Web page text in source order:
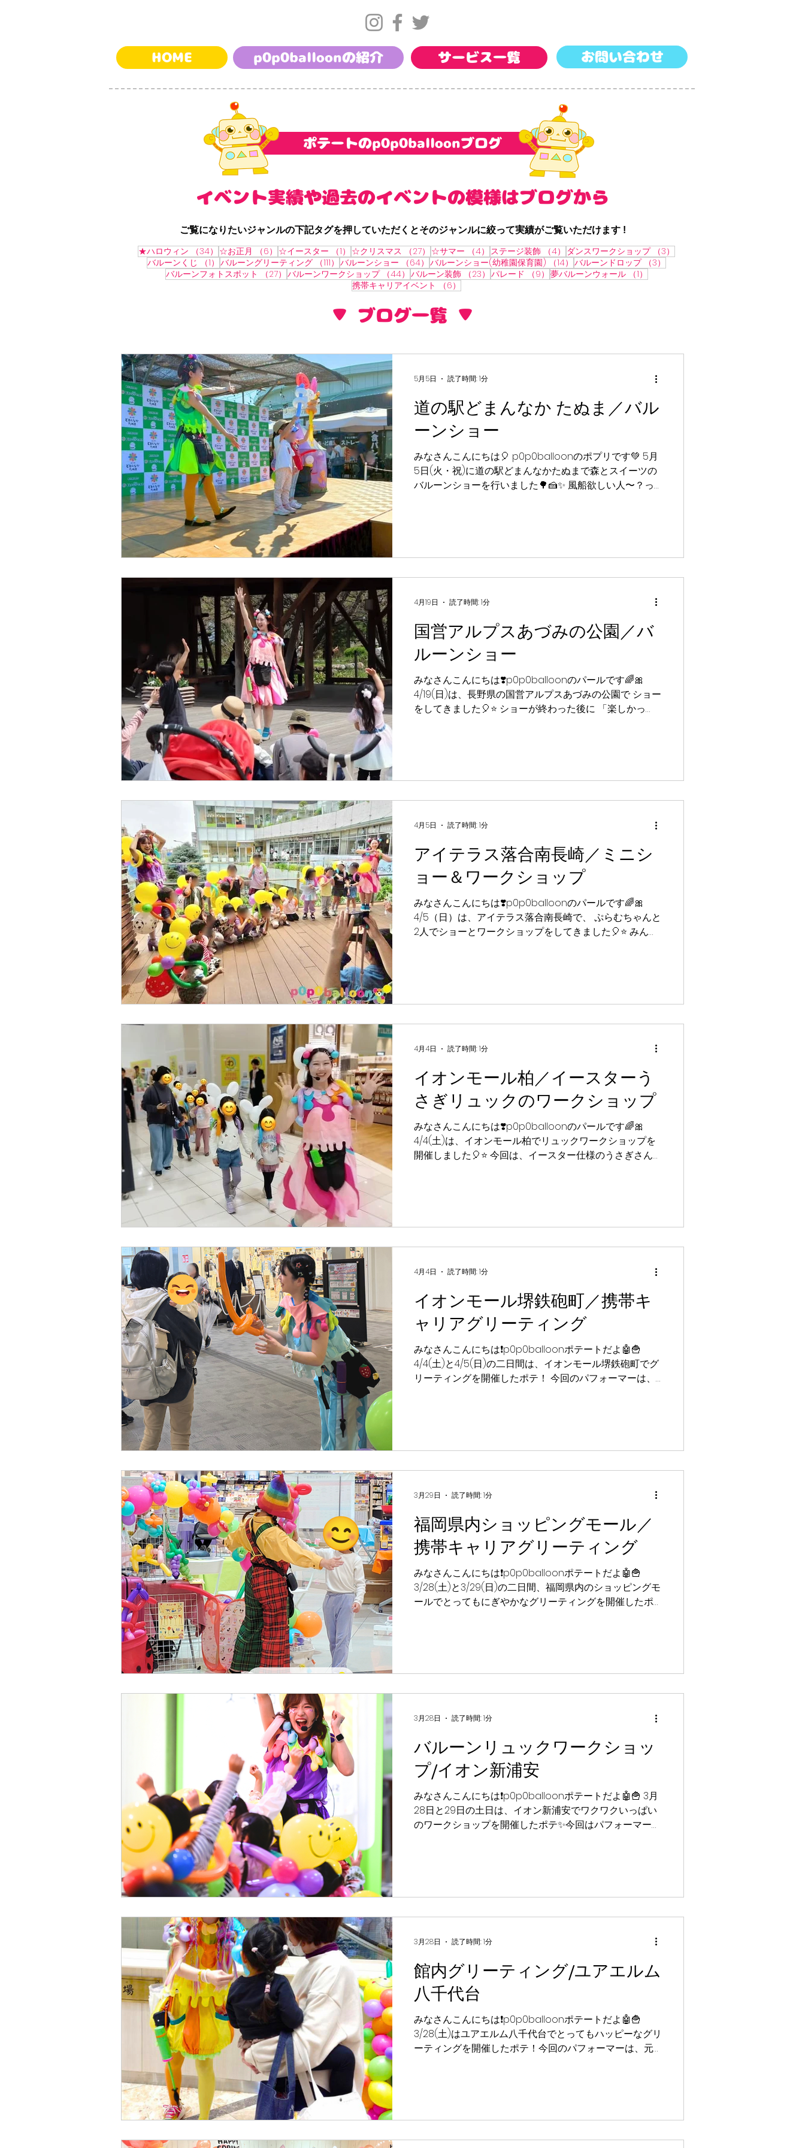
HOME p0p0balloonの紹介 サービス一覧 お問い合わせ
​ポテートのp0p0balloonブログ
​イベント実績や過去のイベントの模様はブログから
​ご覧になりたいジャンルの下記タグを押していただくとそのジャンルに絞って実績がご覧いただけます !
★ハロウィン （34） 34件の記事
☆お正月 （6） 6件の記事
☆イースター （1） 1件の記事
☆クリスマス （27） 27件の記事
☆サマー （4） 4件の記事
ステージ装飾 （4） 4件の記事
ダンスワークショップ （3）
バルーンくじ
（1） 1件の記事
バルーングリーティング （111） 111件の記事
バルーンショー （64） 64件の記事
バルーンショー(幼稚園保育園) （14） 14件の記事
バルーンドロップ （3）
バルーンフォトスポット
（27） 27件の記事
バルーンワークショップ （44） 44件の記事
バルーン装飾 （23） 23件の記事
パレード （9） 9件の記事
夢バルーンウォール （1）
携帯キャリアイベント
（6）
​▼ ブログ一覧 ▼
道の駅どまんなか たぬま／バル
ーンショー
みなさんこんにちは🎈 p0p0balloonのポプリです💚 5月
5日(火・祝)に道の駅どまんなかたぬまで森とスイーツの
バルーンショーを行いました🌳🍰✨ 風船欲しい人〜？っ
しています❣️ 見てくれてありがとうございました😊💚
ります。 場所：道の駅どまんなか たぬま パフォーマー：
笑顔 #カラフル #バルーンアート
5月5日 読了時間: 1分
国営アルプスあづみの公園／バ
ルーンショー
みなさんこんにちは❣️p0p0balloonのパールです🌈🎀
4/19(日)は、長野県の国営アルプスあづみの公園で ショー
をしてきました🎈⭐️ ショーが終わった後に 「楽しかっ
4/19(日) ⏰ 時間： ①11：00 ～ 11：30 ②14：00 ～ 14：30
よ！） 🤡 パフォーマー：p0p0balloon パール
ーイベント #p0p0balloonパール
4月19日 読了時間: 1分
アイテラス落合南長崎／ミニシ
ョー＆ワークショップ
みなさんこんにちは❣️p0p0balloonのパールです🌈🎀
4/5（日）は、アイテラス落合南長崎で、 ぷらむちゃんと
2人でショーとワークショップをしてきました🎈⭐️ みんな
ォーマー：p0p0balloon パール＆ぷらむ 🎁 内容：バル
名様のご参加が可能です。 ★各回25組定員となります。
様まで ※11:00より、すべての回の整理券を配布いたしま
す。 #p0p0balloon #バルーン #ファミリーイベント
#p0p0balloonパール #p0p0balloonぷらむ
4月5日 読了時間: 1分
イオンモール柏／イースターう
さぎリュックのワークショップ
みなさんこんにちは❣️p0p0balloonのパールです🌈🎀
4/4(土)は、イオンモール柏でリュックワークショップを
開催しました🎈⭐️ 今回は、イースター仕様のうさぎさん
（各回先着30名さま）： ①11:00〜 / ②12:00〜 / ③13:30〜 /
ぎリュックのワークショップ #p0p0balloon #ポポバル
#p0p0balloonパール
4月4日 読了時間: 1分
イオンモール堺鉄砲町／携帯キ
ャリアグリーティング
みなさんこんにちは❗️p0p0balloonポテートだよ🤖🍟
4/4(土)と4/5(日)の二日間は、イオンモール堺鉄砲町でグ
リーティングを開催したポテ！ 今回のパフォーマーは、
る姿を見て、ポテートもとっても幸せな気持ちになった
しみに待っているポテよ🤖🍟 #p0p0balloon #ポポバル
ルーンパフォーマー #p0p0balloonぽむ #イオンモール
堺鉄砲町 #グリーティング
4月4日 読了時間: 1分
福岡県内ショッピングモール／
携帯キャリアグリーティング
みなさんこんにちは❗️p0p0balloonポテートだよ🤖🍟
3/28(土)と3/29(日)の二日間、福岡県内のショッピングモ
ールでとってもにぎやかなグリーティングを開催したポ
くさんのお友達に会えて本当にHAPPYな二日間だったポテ
なったポテ〜✨ 会いに来てくれたみんな、本当にありが
を、楽しみに待っているポテよ🤖🍟 #p0p0balloon #ポ
ポバルーン #笑顔 #カラフル #バルーンアート #バルー
ン #バルーンパフォーマー #p0p0balloonポンタ #福岡
県内ショッピングモール #グリーティング
3月29日 読了時間: 1分
バルーンリュックワークショッ
プ/イオン新浦安
みなさんこんにちは❗️p0p0balloonポテートだよ🤖🍟 3月
28日と29日の土日は、イオン新浦安でワクワクいっぱい
のワークショップを開催したポテ✨今回はパフォーマーの
みんな一生懸命バルーンをひねって、自分だけの特別な
に明るく賑やかになったポテ！元気いっぱいのパワーを
🌟🎈 遊びに来てくれたみんな、本当にありがとうポテ！
これからも全国各地に「笑顔とカラフル」を全力でお届
けしにいくから、次回のイベントも楽しみにしていてね
🌈✨ ✩⋆｡˚✩｡⋆｡˚✩⋆｡˚✩｡⋆｡˚✩ 🎈イベント詳細 日程：
3/28(土) ・ 3/29(日) 時間（各回先着20名さま）：
①10:30〜 / ②1
3月28日 読了時間: 1分
館内グリーティング/ユアエルム
八千代台
みなさんこんにちは❗️p0p0balloonポテートだよ🤖🍟
3/28(土)はユアエルム八千代台でとってもハッピーなグリ
ーティングを開催したポテ！今回のパフォーマーは、元
いうくらい、たくさんの方が受け取ってくれて、会場中
3月28日 読了時間: 1分